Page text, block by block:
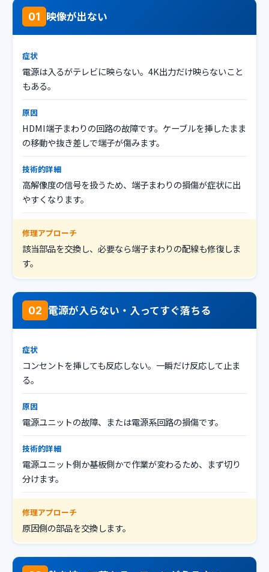
01 映像が出ない
症状
電源は入るがテレビに映らない。4K出力だけ映らないこと
もある。
原因
HDMI端子まわりの回路の故障です。ケーブルを挿したまま
の移動や抜き差しで端子が傷みます。
技術的詳細
高解像度の信号を扱うため、端子まわりの損傷が症状に出
やすくなります。
修理アプローチ
該当部品を交換し、必要なら端子まわりの配線も修復しま
す。
02 電源が入らない・入ってすぐ落ちる
症状
コンセントを挿しても反応しない。一瞬だけ反応して止ま
る。
原因
電源ユニットの故障、または電源系回路の損傷です。
技術的詳細
電源ユニット側か基板側かで作業が変わるため、まず切り
分けます。
修理アプローチ
原因側の部品を交換します。